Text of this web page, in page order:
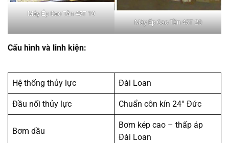
Máy Ép Cao Tần 45T 19
Máy Ép Cao Tần 45T 20
Cấu hình và linh kiện:
Hệ thống thủy lực Đài Loan
Đầu nối thủy lực Chuẩn côn kín 24° Đức
Bơm dầu
Bơm kép cao – thấp áp
Đài Loan